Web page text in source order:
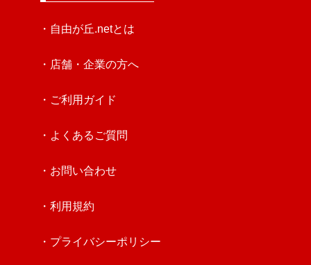
・自由が丘.netとは
・店舗・企業の方へ
・ご利用ガイド
・よくあるご質問
・お問い合わせ
・利用規約
・プライバシーポリシー